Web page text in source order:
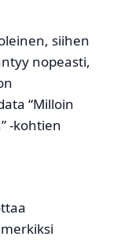
siihen
nopeasti,
“Milloin
-kohtien